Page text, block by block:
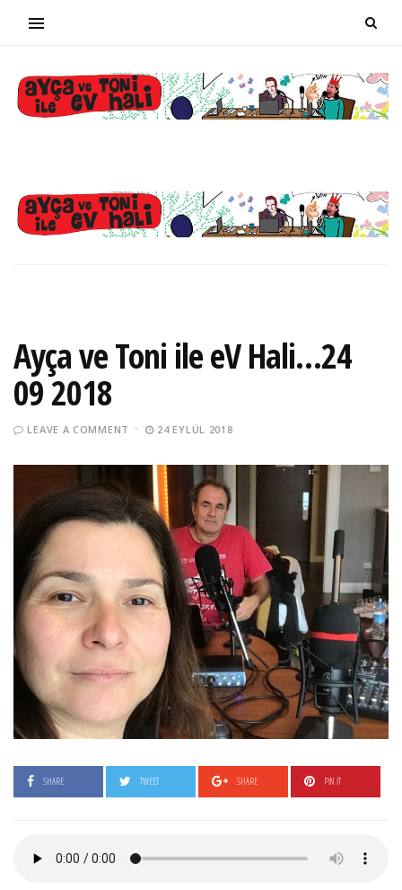
Ayça ve Toni ile eV Hali…24
09 2018
LEAVE A COMMENT 24 EYLÜL 2018
SHARE TWEET SHARE PIN IT